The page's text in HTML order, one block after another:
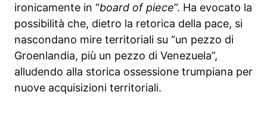
ironicamente in “board of piece”. Ha evocato la
possibilità che, dietro la retorica della pace, si
nascondano mire territoriali su “un pezzo di
Groenlandia, più un pezzo di Venezuela”,
alludendo alla storica ossessione trumpiana per
nuove acquisizioni territoriali.